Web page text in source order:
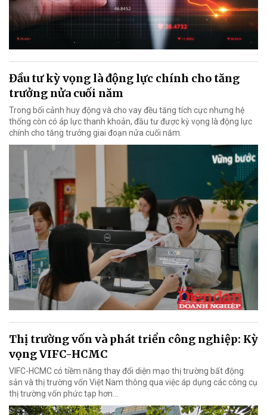
Đầu tư kỳ vọng là động lực chính cho tăng
trưởng nửa cuối năm
Trong bối cảnh huy động và cho vay đều tăng tích cực nhưng hệ
thống còn có áp lực thanh khoản, đầu tư được kỳ vọng là động lực
chính cho tăng trưởng giai đoạn nửa cuối năm.
Thị trường vốn và phát triển công nghiệp: Kỳ
vọng VIFC-HCMC
VIFC-HCMC có tiềm năng thay đổi diện mạo thị trường bất động
sản và thị trường vốn Việt Nam thông qua việc áp dụng các công cụ
thị trường vốn phức tạp hơn...